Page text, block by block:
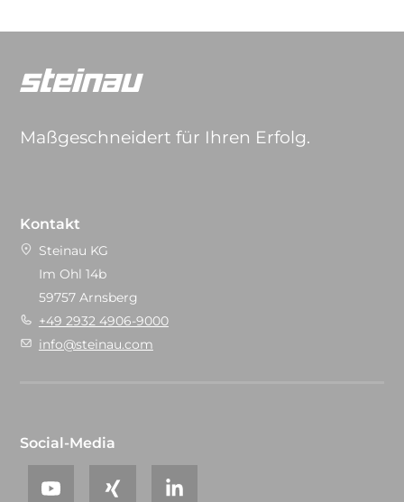
Maßgeschneidert für Ihren Erfolg.
Kontakt
Steinau KG
Im Ohl 14b
59757 Arnsberg
+49 2932 4906-9000
info@steinau.com
Social-Media